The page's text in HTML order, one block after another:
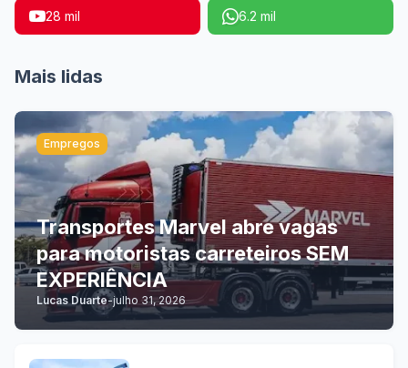
28 mil 6.2 mil
Mais lidas
Empregos
Transportes Marvel abre vagas
para motoristas carreteiros SEM
EXPERIÊNCIA
Lucas Duarte-julho 31, 2026